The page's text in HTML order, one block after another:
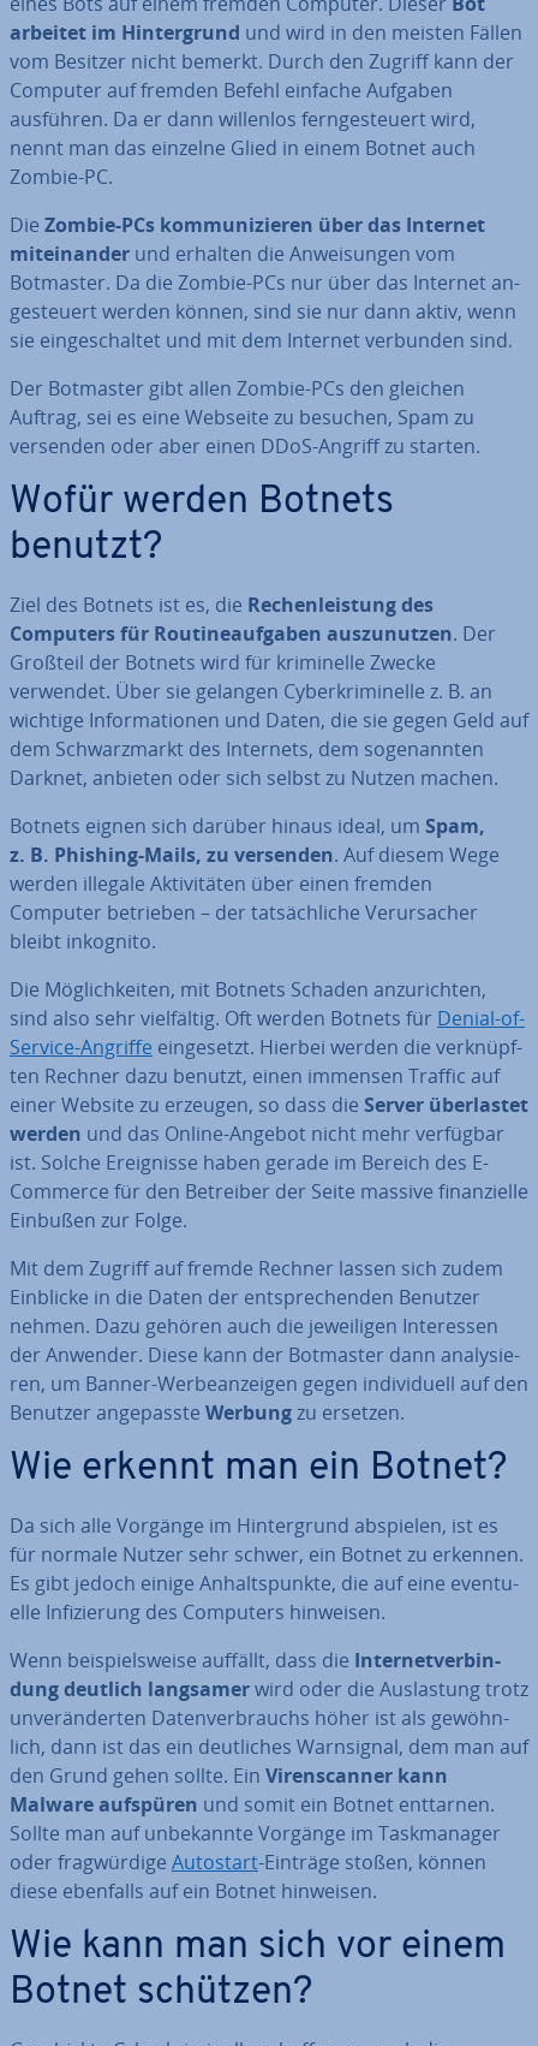
arbeitet im Hin­ter­grund und wird in den meisten Fällen
vom Besitzer nicht bemerkt. Durch den Zugriff kann der
Computer auf fremden Befehl einfache Aufgaben
ausführen. Da er dann willenlos fern­ge­steu­ert wird,
nennt man das einzelne Glied in einem Botnet auch
Zombie-PC.
Die Zombie-PCs kom­mu­ni­zie­ren über das Internet
mit­ein­an­der und erhalten die An­wei­sun­gen vom
Botmaster. Da die Zombie-PCs nur über das Internet an­
ge­steu­ert werden können, sind sie nur dann aktiv, wenn
sie ein­ge­schal­tet und mit dem Internet verbunden sind.
Der Botmaster gibt allen Zombie-PCs den gleichen
Auftrag, sei es eine Webseite zu besuchen, Spam zu
versenden oder aber einen DDoS-Angriff zu starten.
Wofür werden Botnets
benutzt?
Ziel des Botnets ist es, die Re­chen­leis­tung des
Computers für Rou­ti­ne­auf­ga­ben aus­zu­nut­zen. Der
Großteil der Botnets wird für kri­mi­nel­le Zwecke
verwendet. Über sie gelangen Cy­ber­kri­mi­nel­le z. B. an
wichtige In­for­ma­tio­nen und Daten, die sie gegen Geld auf
dem Schwarz­markt des Internets, dem so­ge­nann­ten
Darknet, anbieten oder sich selbst zu Nutzen machen.
Botnets eignen sich darüber hinaus ideal, um Spam,
z. B. Phishing-Mails, zu versenden. Auf diesem Wege
werden illegale Ak­ti­vi­tä­ten über einen fremden
Computer betrieben – der tat­säch­li­che Ver­ur­sa­cher
bleibt inkognito.
Die Mög­lich­kei­ten, mit Botnets Schaden an­zu­rich­ten,
sind also sehr viel­fäl­tig. Oft werden Botnets für Denial-of-
Service-Angriffe ein­ge­setzt. Hierbei werden die ver­knüpf­
ten Rechner dazu benutzt, einen immensen Traffic auf
einer Website zu erzeugen, so dass die Server über­las­tet
werden und das Online-Angebot nicht mehr verfügbar
ist. Solche Er­eig­nis­se haben gerade im Bereich des E-
Commerce für den Betreiber der Seite massive fi­nan­zi­el­le
Einbußen zur Folge.
Mit dem Zugriff auf fremde Rechner lassen sich zudem
Einblicke in die Daten der ent­spre­chen­den Benutzer
nehmen. Dazu gehören auch die je­wei­li­gen In­ter­es­sen
der Anwender. Diese kann der Botmaster dann ana­ly­sie­
ren, um Banner-Wer­be­an­zei­gen gegen in­di­vi­du­ell auf den
Benutzer an­ge­pass­te Werbungzu ersetzen.
Wie erkennt man ein Botnet?
Da sich alle Vorgänge im Hin­ter­grund abspielen, ist es
für normale Nutzer sehr schwer, ein Botnet zu erkennen.
Es gibt jedoch einige An­halts­punk­te, die auf eine even­tu­
el­le In­fi­zie­rung des Computers hinweisen.
Wenn bei­spiels­wei­se auffällt, dass die In­ter­net­ver­bin­
dung deutlich langsamerwird oder die Aus­las­tung trotz
un­ver­än­der­ten Da­ten­ver­brauchs höher ist als ge­wöhn­
lich, dann ist das ein deut­li­ches Warn­si­gnal, dem man auf
den Grund gehen sollte. Ein Vi­ren­scan­ner kann
Malware aufspüren und somit ein Botnet enttarnen.
Sollte man auf un­be­kann­te Vorgänge im Task­ma­na­ger
oder frag­wür­di­ge Autostart-Einträge stoßen, können
diese ebenfalls auf ein Botnet hinweisen.
Wie kann man sich vor einem
Botnet schützen?